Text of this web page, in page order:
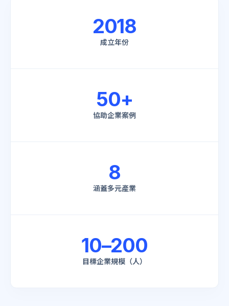
2018
成立年份
50+
協助企業案例
8
涵蓋多元產業
10–200
目標企業規模（人）